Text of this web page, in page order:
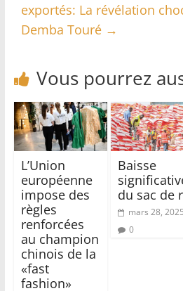
exportés: La révélation
Demba Touré →
Vous pourrez
L’Union
européenne
impose des
règles
renforcées
au champion
chinois de la
«fast
fashion»
Baisse
du sac de
mars 28, 2025
0